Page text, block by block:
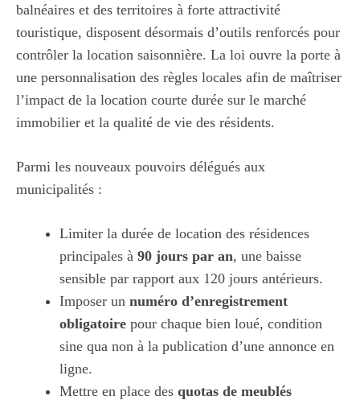
balnéaires et des territoires à forte attractivité
touristique, disposent désormais d’outils renforcés pour
contrôler la location saisonnière. La loi ouvre la porte à
une personnalisation des règles locales afin de maîtriser
l’impact de la location courte durée sur le marché
immobilier et la qualité de vie des résidents.
Parmi les nouveaux pouvoirs délégués aux
municipalités :
Limiter la durée de location des résidences
principales à 90 jours par an, une baisse
sensible par rapport aux 120 jours antérieurs.
Imposer un numéro d’enregistrement
obligatoire pour chaque bien loué, condition
sine qua non à la publication d’une annonce en
ligne.
Mettre en place des quotas de meublés